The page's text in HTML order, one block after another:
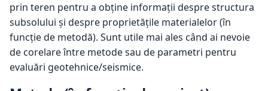
prin teren pentru a obține informații despre structura
subsolului și despre proprietățile materialelor (în
funcție de metodă). Sunt utile mai ales când ai nevoie
de corelare între metode sau de parametri pentru
evaluări geotehnice/seismice.